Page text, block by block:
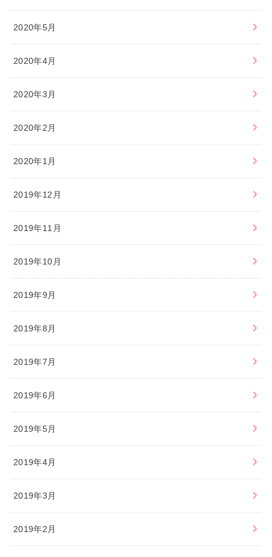
2020年5月
2020年4月
2020年3月
2020年2月
2020年1月
2019年12月
2019年11月
2019年10月
2019年9月
2019年8月
2019年7月
2019年6月
2019年5月
2019年4月
2019年3月
2019年2月